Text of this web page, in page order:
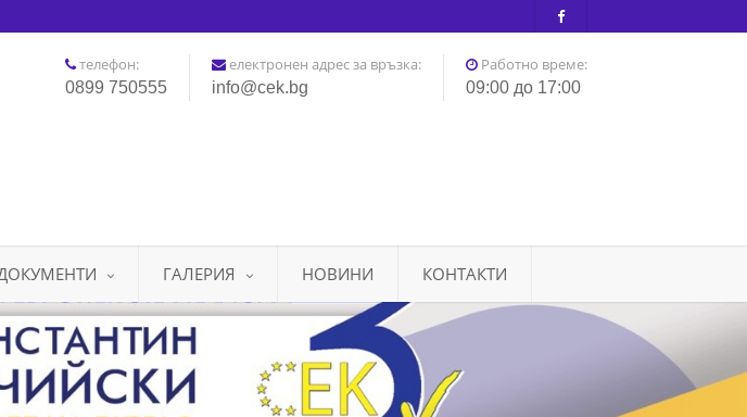
телефон:
0899 750555
електронен адрес за връзка:
info@cek.bg
Работно време:
09:00 до 17:00
ГАЛЕРИЯ НОВИНИ КОНТАКТИ